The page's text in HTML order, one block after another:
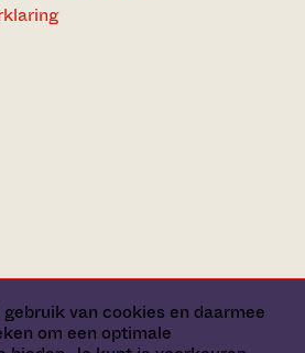
van cookies en daarmee
om een optimale